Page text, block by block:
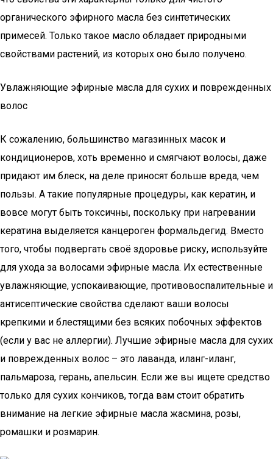
органического эфирного масла без синтетических
примесей. Только такое масло обладает природными
свойствами растений, из которых оно было получено.
Увлажняющие эфирные масла для сухих и поврежденных
волос
К сожалению, большинство магазинных масок и
кондиционеров, хоть временно и смягчают волосы, даже
придают им блеск, на деле приносят больше вреда, чем
пользы. А такие популярные процедуры, как кератин, и
вовсе могут быть токсичны, поскольку при нагревании
кератина выделяется канцероген формальдегид. Вместо
того, чтобы подвергать своё здоровье риску, используйте
для ухода за волосами эфирные масла. Их естественные
увлажняющие, успокаивающие, противовоспалительные и
антисептические свойства сделают ваши волосы
крепкими и блестящими без всяких побочных эффектов
(если у вас не аллергии). Лучшие эфирные масла для сухих
и поврежденных волос – это лаванда, иланг-иланг,
пальмароза, герань, апельсин. Если же вы ищете средство
только для сухих кончиков, тогда вам стоит обратить
внимание на легкие эфирные масла жасмина, розы,
ромашки и розмарин.